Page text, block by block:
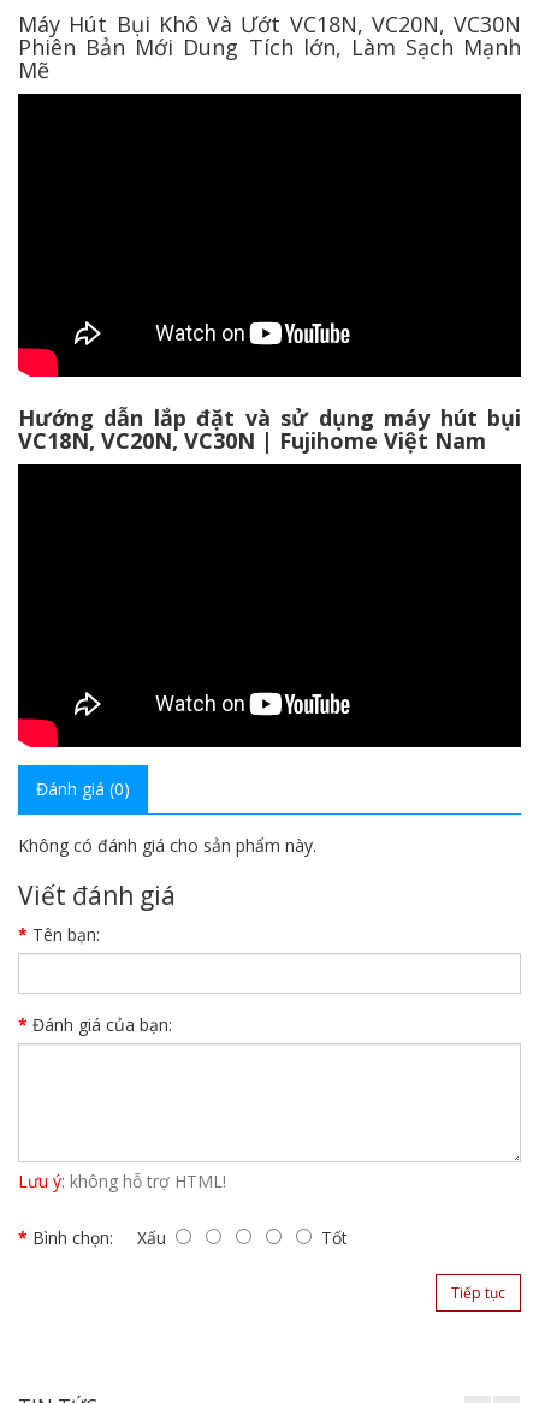
Máy Hút Bụi Khô Và Ướt VC18N, VC20N, VC30N
Phiên Bản Mới Dung Tích lớn, Làm Sạch Mạnh
Mẽ
Hướng dẫn lắp đặt và sử dụng máy hút bụi
VC18N, VC20N, VC30N | Fujihome Việt Nam
Đánh giá (0)
Không có đánh giá cho sản phẩm này.
Viết đánh giá
Tên bạn:
Đánh giá của bạn:
Lưu ý: không hỗ trợ HTML!
Bình chọn: Xấu Tốt
Tiếp tục